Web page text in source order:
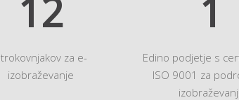
14
za e-
izobraževanje
1
Edino podjetje s
ISO 9001 za